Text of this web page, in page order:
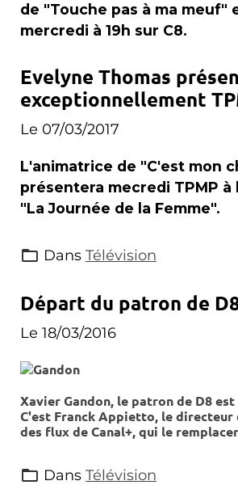
de "Touche pas à ma meuf"
mercredi à 19h sur C8.
Evelyne Thomas
exceptionnellement
Le 07/03/2017
L'animatrice de "C'est mon
présentera mecredi TPMP à
"La Journée de la Femme".
Dans Télévision
Départ du patron de
Le 18/03/2016
Xavier Gandon, le patron de D8
C'est Franck Appietto, le directeur
des flux de Canal+, qui le
Dans Télévision